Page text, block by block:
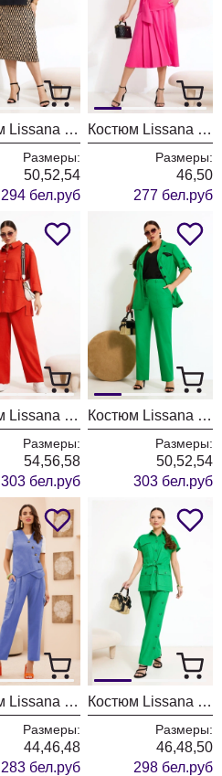
Костюм Lissana 4929
Размеры:
50,52,54
294 бел.руб
Костюм Lissana 4904/1
Размеры:
46,50
277 бел.руб
Костюм Lissana 4899/1
Размеры:
54,56,58
303 бел.руб
Костюм Lissana 4875/1
Размеры:
50,52,54
303 бел.руб
Костюм Lissana 4940
Размеры:
44,46,48
283 бел.руб
Костюм Lissana 4890/2
Размеры:
46,48,50
298 бел.руб